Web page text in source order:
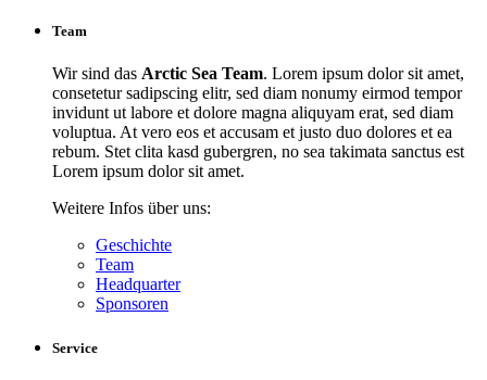
Team
Wir sind das Arctic Sea Team. Lorem ipsum dolor sit amet,
consetetur sadipscing elitr, sed diam nonumy eirmod tempor
invidunt ut labore et dolore magna aliquyam erat, sed diam
voluptua. At vero eos et accusam et justo duo dolores et ea
rebum. Stet clita kasd gubergren, no sea takimata sanctus est
Lorem ipsum dolor sit amet.
Weitere Infos über uns:
Geschichte
Team
Headquarter
Sponsoren
Service